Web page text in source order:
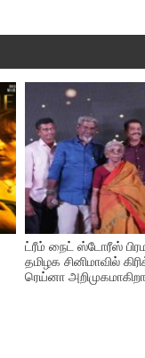
ட்ரீம் நைட் ஸ்டோரீஸ்
தமிழக சினிமாவில்
ரெய்னா